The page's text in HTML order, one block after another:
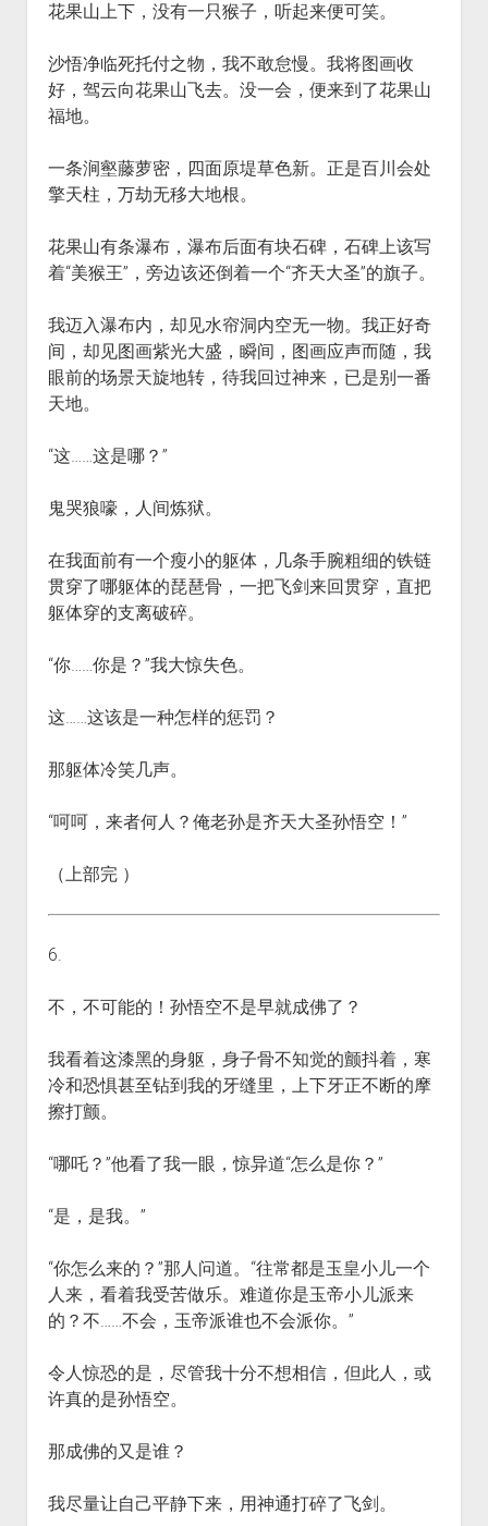
花果山上下，没有一只猴子，听起来便可笑。
沙悟净临死托付之物，我不敢怠慢。我将图画收
好，驾云向花果山飞去。没一会，便来到了花果山
福地。
一条涧壑藤萝密，四面原堤草色新。正是百川会处
擎天柱，万劫无移大地根。
花果山有条瀑布，瀑布后面有块石碑，石碑上该写
着“美猴王”，旁边该还倒着一个“齐天大圣”的旗子。
我迈入瀑布内，却见水帘洞内空无一物。我正好奇
间，却见图画紫光大盛，瞬间，图画应声而随，我
眼前的场景天旋地转，待我回过神来，已是别一番
天地。
“这……这是哪？”
鬼哭狼嚎，人间炼狱。
在我面前有一个瘦小的躯体，几条手腕粗细的铁链
贯穿了哪躯体的琵琶骨，一把飞剑来回贯穿，直把
躯体穿的支离破碎。
“你……你是？”我大惊失色。
这……这该是一种怎样的惩罚？
那躯体冷笑几声。
“呵呵，来者何人？俺老孙是齐天大圣孙悟空！”
（上部完 ）
6.
不，不可能的！孙悟空不是早就成佛了？
我看着这漆黑的身躯，身子骨不知觉的颤抖着，寒
冷和恐惧甚至钻到我的牙缝里，上下牙正不断的摩
擦打颤。
“哪吒？”他看了我一眼，惊异道“怎么是你？”
“是，是我。”
“你怎么来的？”那人问道。“往常都是玉皇小儿一个
人来，看着我受苦做乐。难道你是玉帝小儿派来
的？不……不会，玉帝派谁也不会派你。”
令人惊恐的是，尽管我十分不想相信，但此人，或
许真的是孙悟空。
那成佛的又是谁？
我尽量让自己平静下来，用神通打碎了飞剑。